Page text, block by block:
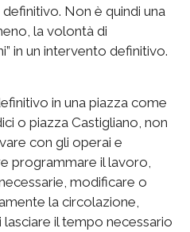
Non è quindi una
la volontà di
in un intervento definitivo.
in una piazza come
o piazza Castigliano, non
con gli operai e
programmare il lavoro,
modificare o
la circolazione,
lasciare il tempo necessario